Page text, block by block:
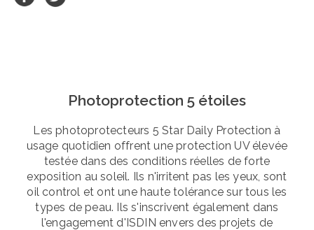
Photoprotection 5 étoiles
Les photoprotecteurs 5 Star Daily Protection à
usage quotidien offrent une protection UV élevée
testée dans des conditions réelles de forte
exposition au soleil. Ils n'irritent pas les yeux, sont
oil control et ont une haute tolérance sur tous les
types de peau. Ils s'inscrivent également dans
l'engagement d'ISDIN envers des projets de